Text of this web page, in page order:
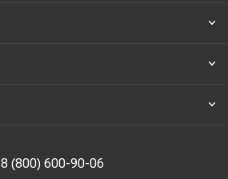
8 (800) 600-90-06